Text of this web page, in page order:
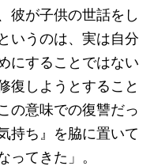
彼が子供の世話をし
いうのは、実は自分
にすることではない
復しようとすること
の意味での復讐だっ
持ち』を脇に置いて
ってきた」。